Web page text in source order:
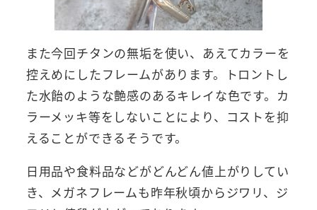
また今回チタンの無垢を使い、あえてカラーを
控えめにしたフレームがあります。トロントし
た水飴のような艶感のあるキレイな色です。カ
ラーメッキ等をしないことにより、コストを抑
えることができるそうです。
日用品や食料品などがどんどん値上がりしてい
き、メガネフレームも昨年秋頃からジワリ、ジ